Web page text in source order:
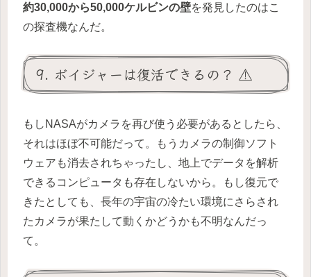
約30,000から50,000ケルビンの壁を発見したのはこ
の探査機なんだ。
9. ボイジャーは復活できるの？ ⚠️
もしNASAがカメラを再び使う必要があるとしたら、
それはほぼ不可能だって。もうカメラの制御ソフト
ウェアも消去されちゃったし、地上でデータを解析
できるコンピュータも存在しないから。もし復元で
きたとしても、長年の宇宙の冷たい環境にさらされ
たカメラが果たして動くかどうかも不明なんだっ
て。